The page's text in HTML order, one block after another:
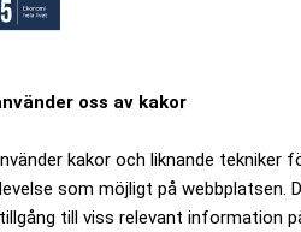
oss av kakor
kakor och liknande tekniker
som möjligt på webbplatsen.
till viss relevant information